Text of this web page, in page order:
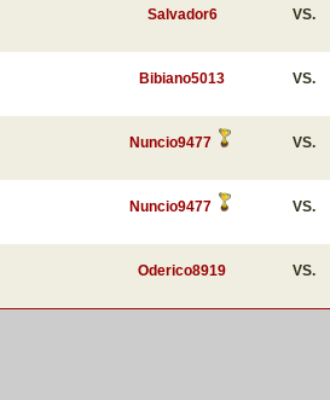
Salvador6 VS.
Bibiano5013 VS.
Nuncio9477 VS.
Nuncio9477 VS.
Oderico8919 VS.